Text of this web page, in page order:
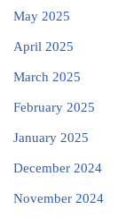
May 2025
April 2025
March 2025
February 2025
January 2025
December 2024
November 2024